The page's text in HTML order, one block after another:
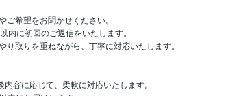
希望をお聞かせください。
に初回のご返信をいたします。
取りを重ねながら、丁寧に対応いたします。
容に応じて、柔軟に対応いたします。